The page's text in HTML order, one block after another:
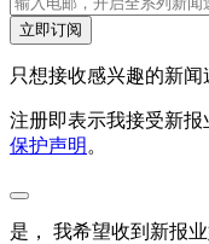
立即订阅
只想接收感兴趣的新闻
注册即表示我接受新
保护声明 。
是， 我希望收到新报